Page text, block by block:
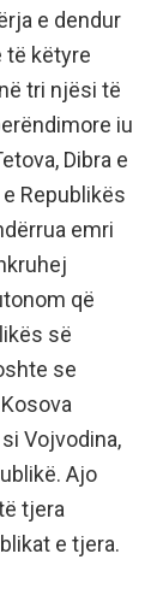
e dendur
të këtyre
tri njësi të
iu
Dibra e
Republikës
emri
që
së
se
Vojvodina,
Ajo
tjera
e tjera.